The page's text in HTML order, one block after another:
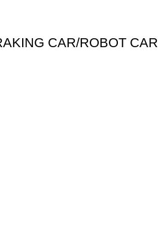
CAR/ROBOT CAR